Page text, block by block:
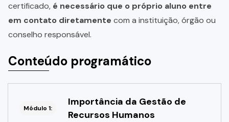
certificado, é necessário que o próprio aluno entre
em contato diretamente com a instituição, órgão ou
conselho responsável.
Conteúdo programático
Módulo 1:
Importância da Gestão de
Recursos Humanos